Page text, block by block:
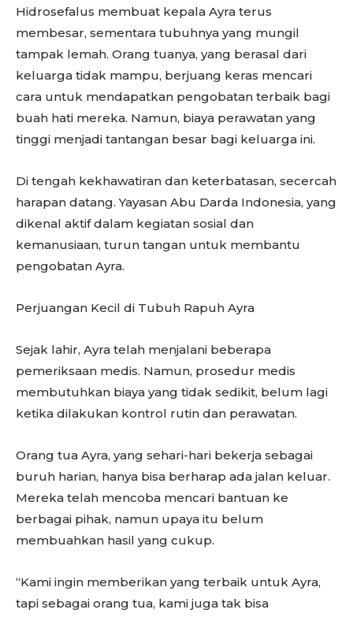
Hidrosefalus membuat kepala Ayra terus
membesar, sementara tubuhnya yang mungil
tampak lemah. Orang tuanya, yang berasal dari
keluarga tidak mampu, berjuang keras mencari
cara untuk mendapatkan pengobatan terbaik bagi
buah hati mereka. Namun, biaya perawatan yang
tinggi menjadi tantangan besar bagi keluarga ini.
Di tengah kekhawatiran dan keterbatasan, secercah
harapan datang. Yayasan Abu Darda Indonesia, yang
dikenal aktif dalam kegiatan sosial dan
kemanusiaan, turun tangan untuk membantu
pengobatan Ayra.
Perjuangan Kecil di Tubuh Rapuh Ayra
Sejak lahir, Ayra telah menjalani beberapa
pemeriksaan medis. Namun, prosedur medis
membutuhkan biaya yang tidak sedikit, belum lagi
ketika dilakukan kontrol rutin dan perawatan.
Orang tua Ayra, yang sehari-hari bekerja sebagai
buruh harian, hanya bisa berharap ada jalan keluar.
Mereka telah mencoba mencari bantuan ke
berbagai pihak, namun upaya itu belum
membuahkan hasil yang cukup.
“Kami ingin memberikan yang terbaik untuk Ayra,
tapi sebagai orang tua, kami juga tak bisa